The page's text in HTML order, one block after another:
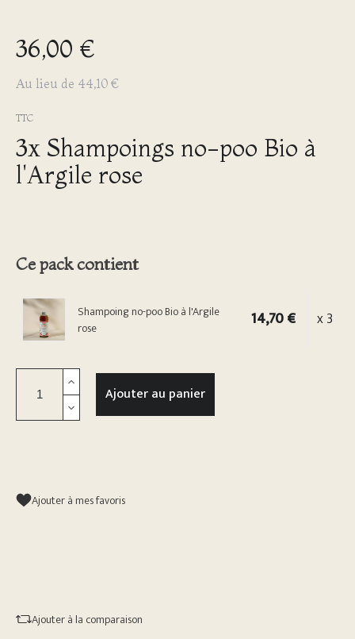
36,00 €
Au lieu de 44,10 €
TTC
3x Shampoings no-poo Bio à
l'Argile rose
Ce pack contient
Shampoing no-poo Bio à l'Argile
rose
14,70 € x 3
Ajouter au panier
Ajouter à mes favoris
Ajouter à la comparaison